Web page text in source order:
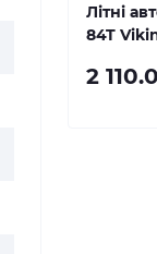
Літні
84T
2